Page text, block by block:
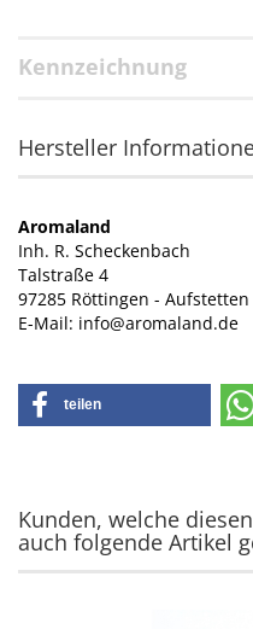
Kennzeichnung
Hersteller
Aromaland
Inh. R. Scheckenbach
Talstraße 4
97285 Röttingen - Aufstetten
E-Mail: info@aromaland.de
teilen
Kunden, welche
auch folgende Artikel